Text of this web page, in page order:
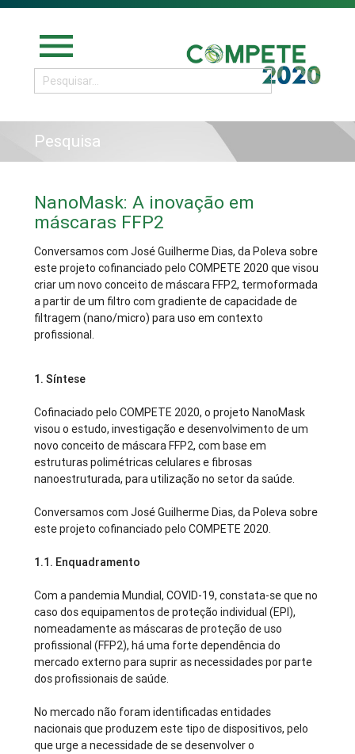
menu
Pesquisa
NanoMask: A inovação em
máscaras FFP2
Conversamos com José Guilherme Dias, da Poleva sobre
este projeto cofinanciado pelo COMPETE 2020 que visou
criar um novo conceito de máscara FFP2, termoformada
a partir de um filtro com gradiente de capacidade de
filtragem (nano/micro) para uso em contexto
profissional.
1. Síntese
Cofinaciado pelo COMPETE 2020, o projeto NanoMask
visou o estudo, investigação e desenvolvimento de um
novo conceito de máscara FFP2, com base em
estruturas polimétricas celulares e fibrosas
nanoestruturada, para utilização no setor da saúde.
Conversamos com José Guilherme Dias, da Poleva sobre
este projeto cofinanciado pelo COMPETE 2020.
1.1. Enquadramento
Com a pandemia Mundial, COVID-19, constata-se que no
caso dos equipamentos de proteção individual (EPI),
nomeadamente as máscaras de proteção de uso
profissional (FFP2), há uma forte dependência do
mercado externo para suprir as necessidades por parte
dos profissionais de saúde.
No mercado não foram identificadas entidades
nacionais que produzem este tipo de dispositivos, pelo
que urge a necessidade de se desenvolver o